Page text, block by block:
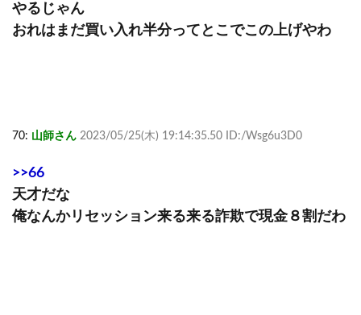
やるじゃん
おれはまだ買い入れ半分ってとこでこの上げやわ
70: 山師さん 2023/05/25(木) 19:14:35.50 ID:/Wsg6u3D0
>>66
天才だな
俺なんかリセッション来る来る詐欺で現金８割だわ